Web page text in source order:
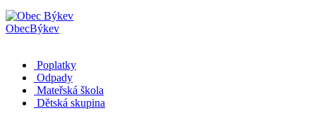
ObecBýkev
Poplatky
Odpady
Mateřská škola
Dětská skupina